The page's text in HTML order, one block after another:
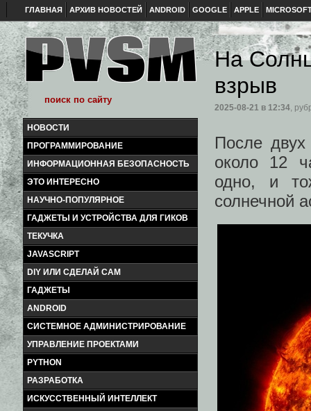
ГЛАВНАЯ АРХИВ НОВОСТЕЙ ANDROID GOOGLE APPLE
НОВОСТИ
ПРОГРАММИРОВАНИЕ
ИНФОРМАЦИОННАЯ БЕЗОПАСНОСТЬ
ЭТО ИНТЕРЕСНО
НАУЧНО-ПОПУЛЯРНОЕ
ГАДЖЕТЫ И УСТРОЙСТВА ДЛЯ ГИКОВ
ТЕКУЧКА
JAVASCRIPT
DIY ИЛИ СДЕЛАЙ САМ
ГАДЖЕТЫ
ANDROID
СИСТЕМНОЕ АДМИНИСТРИРОВАНИЕ
УПРАВЛЕНИЕ ПРОЕКТАМИ
PYTHON
РАЗРАБОТКА
ИСКУССТВЕННЫЙ ИНТЕЛЛЕКТ
На
взрыв
2025-08-21 в 12:34,
После
около 12
одно, и
солнечной